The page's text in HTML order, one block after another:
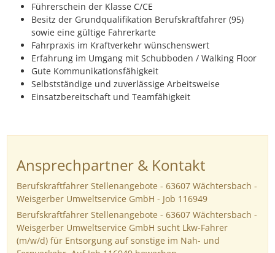
Führerschein der Klasse C/CE
Besitz der Grundqualifikation Berufskraftfahrer (95)
sowie eine gültige Fahrerkarte
Fahrpraxis im Kraftverkehr wünschenswert
Erfahrung im Umgang mit Schubboden / Walking Floor
Gute Kommunikationsfähigkeit
Selbstständige und zuverlässige Arbeitsweise
Einsatzbereitschaft und Teamfähigkeit
Ansprechpartner & Kontakt
Berufskraftfahrer Stellenangebote - 63607 Wächtersbach -
Weisgerber Umweltservice GmbH - Job 116949
Berufskraftfahrer Stellenangebote - 63607 Wächtersbach -
Weisgerber Umweltservice GmbH sucht Lkw-Fahrer
(m/w/d) für Entsorgung auf sonstige im Nah- und